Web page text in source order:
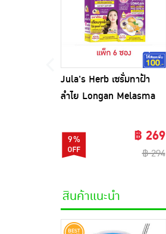
Jula's Herb เซรั่มทาฝ้า
ลำไย Longan Melasma
9% ฿ 269
฿ 294
สินค้าแนะนำ